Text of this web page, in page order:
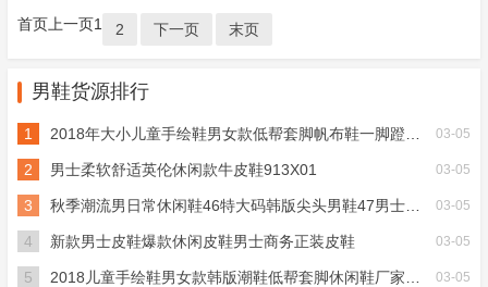
首页 上一页1 2 下一页 末页
男鞋货源排行
03-05
1 2018年大小儿童手绘鞋男女款低帮套脚帆布鞋一脚蹬硫化鞋运动
03-05
2 男士柔软舒适英伦休闲款牛皮鞋913X01
03-05
3 秋季潮流男日常休闲鞋46特大码韩版尖头男鞋47男士百搭男单鞋
03-05
4 新款男士皮鞋爆款休闲皮鞋男士商务正装皮鞋
03-05
5 2018儿童手绘鞋男女款韩版潮鞋低帮套脚休闲鞋厂家直销